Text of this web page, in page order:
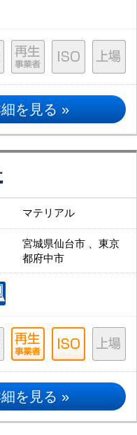
を見る »
マテリアル
宮城県仙台市 、東京
都府中市
を見る »